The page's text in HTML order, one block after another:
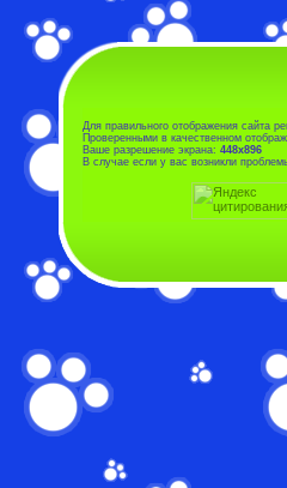
Для правильного отображения сайта
Проверенными в качественном
Ваше разрешение экрана: 448x896
В случае если у вас возникли